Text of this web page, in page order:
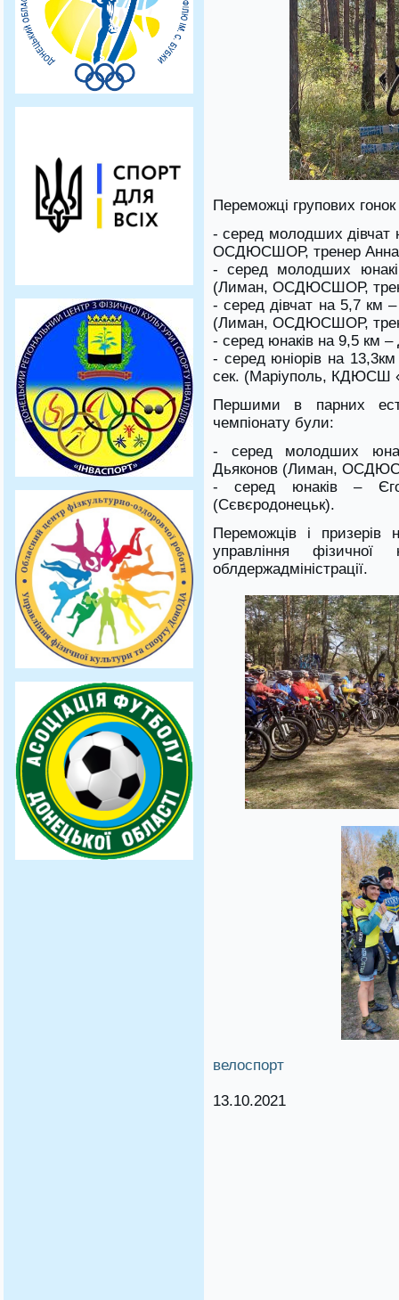
Переможці групових
- серед молодших
ОСДЮСШОР, тренер Анна
- серед молодших
(Лиман, ОСДЮСШОР,
- серед дівчат на 5,7 км
(Лиман, ОСДЮСШОР,
- серед юнаків на 9,5 км
- серед юніорів на
сек. (Маріуполь, КДЮСШ
Першими в парних
чемпіонату були:
- серед молодших
Дьяконов (Лиман,
- серед юнаків –
(Сєвєродонецьк).
Переможців і
управління
облдержадміністрації.
велоспорт
13.10.2021